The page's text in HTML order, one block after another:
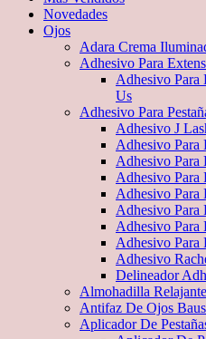
Novedades
Ojos
Adara Crema
Adhesivo Para
Adhesivo Para
Us
Adhesivo Para
Adhesivo J
Adhesivo Para
Adhesivo Para
Adhesivo Para
Adhesivo Para
Adhesivo Para
Adhesivo Para
Adhesivo Para
Adhesivo
Delineador
Almohadilla
Antifaz De Ojos
Aplicador De